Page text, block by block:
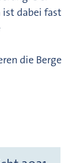
ist dabei fast
die Berge